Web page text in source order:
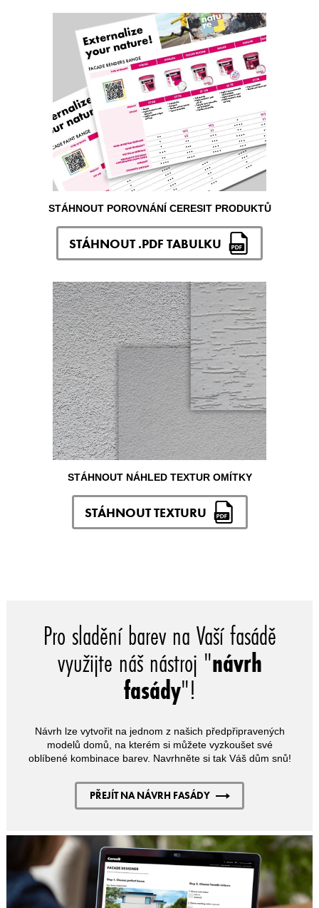
STÁHNOUT POROVNÁNÍ CERESIT PRODUKTŮ
STÁHNOUT .PDF TABULKU
STÁHNOUT NÁHLED TEXTUR OMÍTKY
STÁHNOUT TEXTURU
Pro sladění barev na Vaší fasádě
využijte náš nástroj "návrh
fasády"!
Návrh lze vytvořit na jednom z našich předpřipravených
modelů domů, na kterém si můžete vyzkoušet své
oblíbené kombinace barev. Navrhněte si tak Váš dům snů!
PŘEJÍT NA NÁVRH FASÁDY